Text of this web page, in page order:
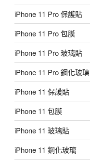
iPhone 11 Pro 保護貼
iPhone 11 Pro 包膜
iPhone 11 Pro 玻璃貼
iPhone 11 Pro 鋼化玻璃
iPhone 11 保護貼
iPhone 11 包膜
iPhone 11 玻璃貼
iPhone 11 鋼化玻璃